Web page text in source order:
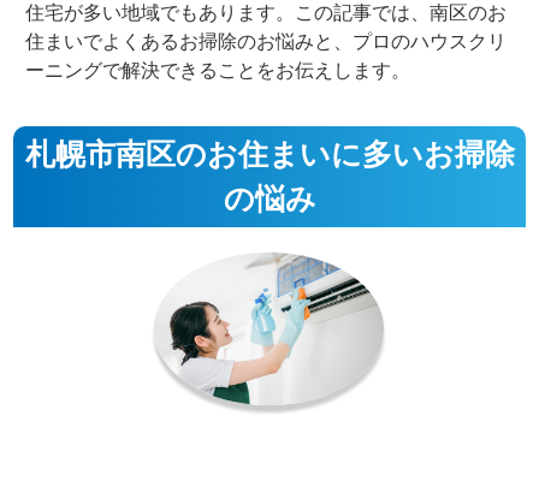
住宅が多い地域でもあります。この記事では、南区のお
住まいでよくあるお掃除のお悩みと、プロのハウスクリ
ーニングで解決できることをお伝えします。
札幌市南区のお住まいに多いお掃除
の悩み